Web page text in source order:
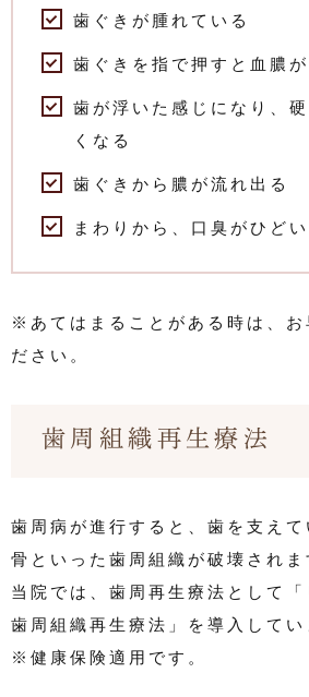
歯ぐきが腫れている
歯ぐきを指で押すと血膿が
歯が浮いた感じになり、
くなる
歯ぐきから膿が流れ出る
まわりから、口臭がひど
※あてはまることがある時は、お
ださい。
歯周組織再生療法
歯周病が進行すると、歯を支え
骨といった歯周組織が破壊されま
当院では、歯周再生療法として
歯周組織再生療法」を導入してい
※健康保険適用です。